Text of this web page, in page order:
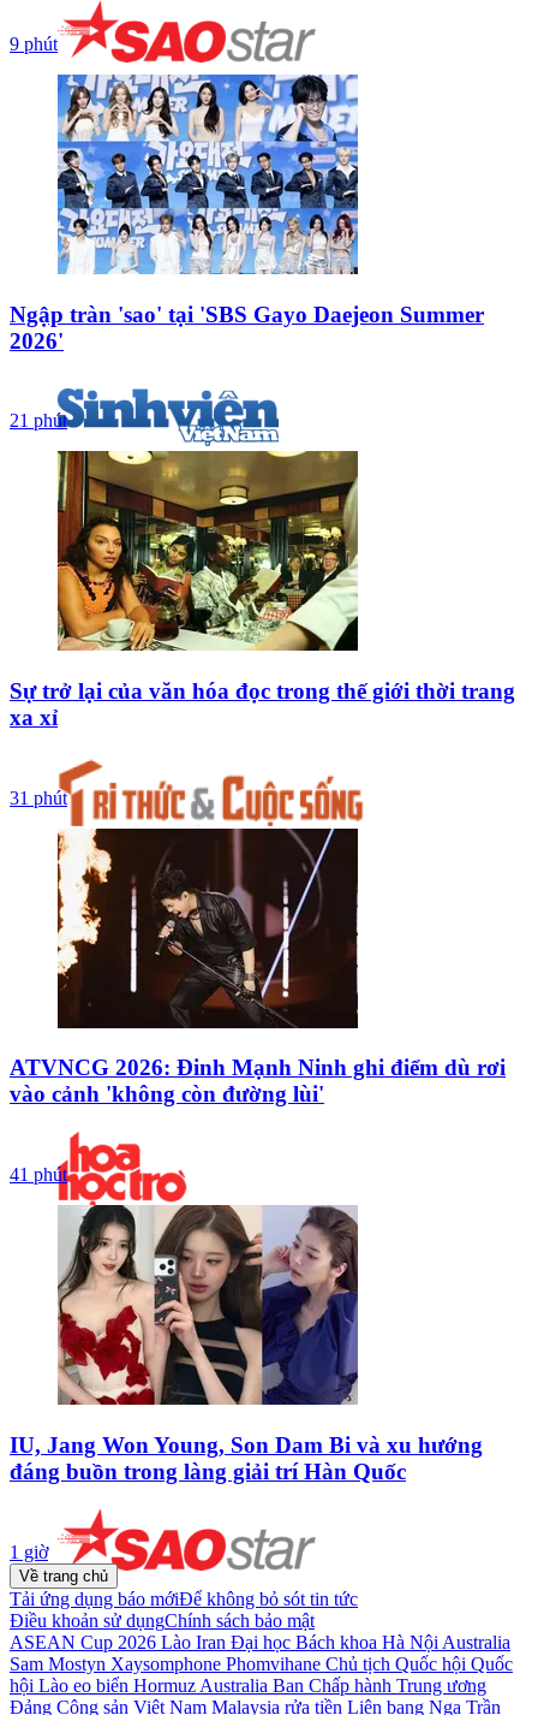
9 phút
Ngập tràn 'sao' tại 'SBS Gayo Daejeon Summer
2026'
21 phút
Sự trở lại của văn hóa đọc trong thế giới thời trang
xa xỉ
31 phút
ATVNCG 2026: Đinh Mạnh Ninh ghi điểm dù rơi
vào cảnh 'không còn đường lùi'
41 phút
IU, Jang Won Young, Son Dam Bi và xu hướng
đáng buồn trong làng giải trí Hàn Quốc
1 giờ
Về trang chủ
Tải ứng dụng báo mớiĐể không bỏ sót tin tức
Điều khoản sử dụngChính sách bảo mật
ASEAN Cup 2026 Lào Iran Đại học Bách khoa Hà Nội Australia
Sam Mostyn Xaysomphone Phomvihane Chủ tịch Quốc hội Quốc
hội Lào eo biển Hormuz Australia Ban Chấp hành Trung ương
Đảng Cộng sản Việt Nam Malaysia rửa tiền Liên bang Nga Trần